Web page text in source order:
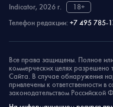
Indicator, 2026 г.
18+
Телефон редакции: +7 495 785-
Все права защищены. Полное
коммерческих целях разрешено
Сайта. В случае обнаружения
привлечены к ответственности в
законодательством Российской